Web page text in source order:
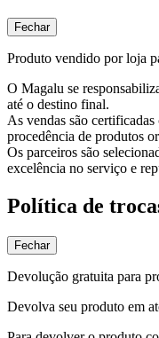
Fechar
Produto vendido por loja
O Magalu se
até o destino final.
As vendas são
procedência de produtos
Os parceiros são
excelência no serviço e
Política de
Fechar
Devolução gratuita para
Devolva seu produto em